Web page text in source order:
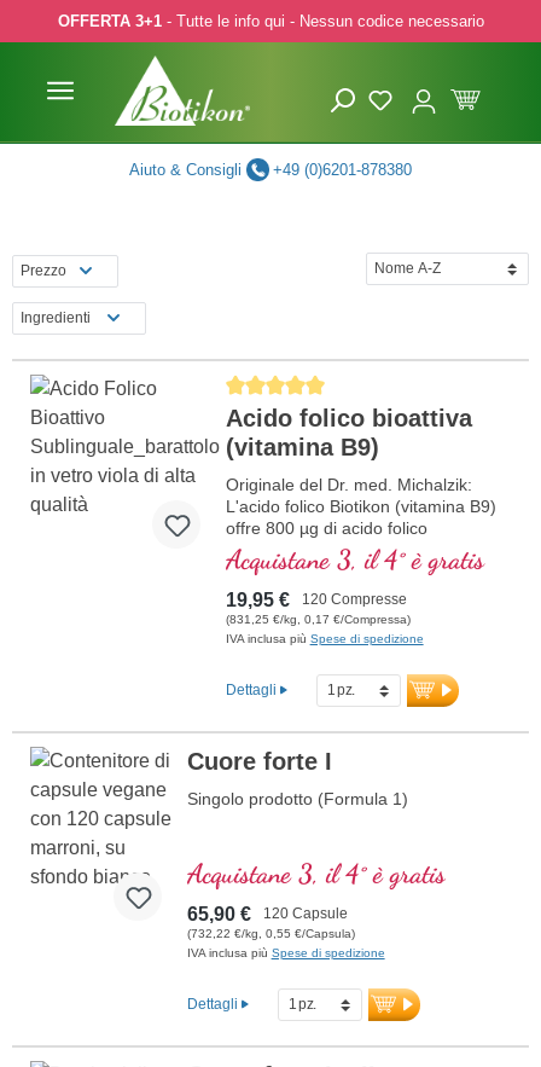
to main content
Skip to search
Skip to main navigation
OFFERTA 3+1- Tutte le info qui - Nessun codice necessario
Aiuto & Consigli +49 (0)6201-878380
Prezzo
Ingredienti
Average rating of 5 out of 5 stars
Acido folico bioattiva
(vitamina B9)
Originale del Dr. med. Michalzik:
L'acido folico Biotikon (vitamina B9)
offre 800 µg di acido folico
biologicamente attivo per
compressa, sotto forma di
metiltetraidrofolato (5-MTHF),
particolarmente ben assorbito
dall'organismo. L'acido folico
del sangue e alla funzione del
sistema immunitario. Privo di
alluminio. Prodotto in Germania
secondo i più alti standard di qualità.
ulteriori informazioni sull’acido
Acquistane 3, il 4° è gratis
19,95 € 120 Compresse
(831,25 €/kg, 0,17 €/Compressa)
IVA inclusa più Spese di spedizione
Dettagli
Cuore forte I
Singolo prodotto (Formula 1)
Acquistane 3, il 4° è gratis
65,90 € 120 Capsule
(732,22 €/kg, 0,55 €/Capsula)
IVA inclusa più Spese di spedizione
Dettagli